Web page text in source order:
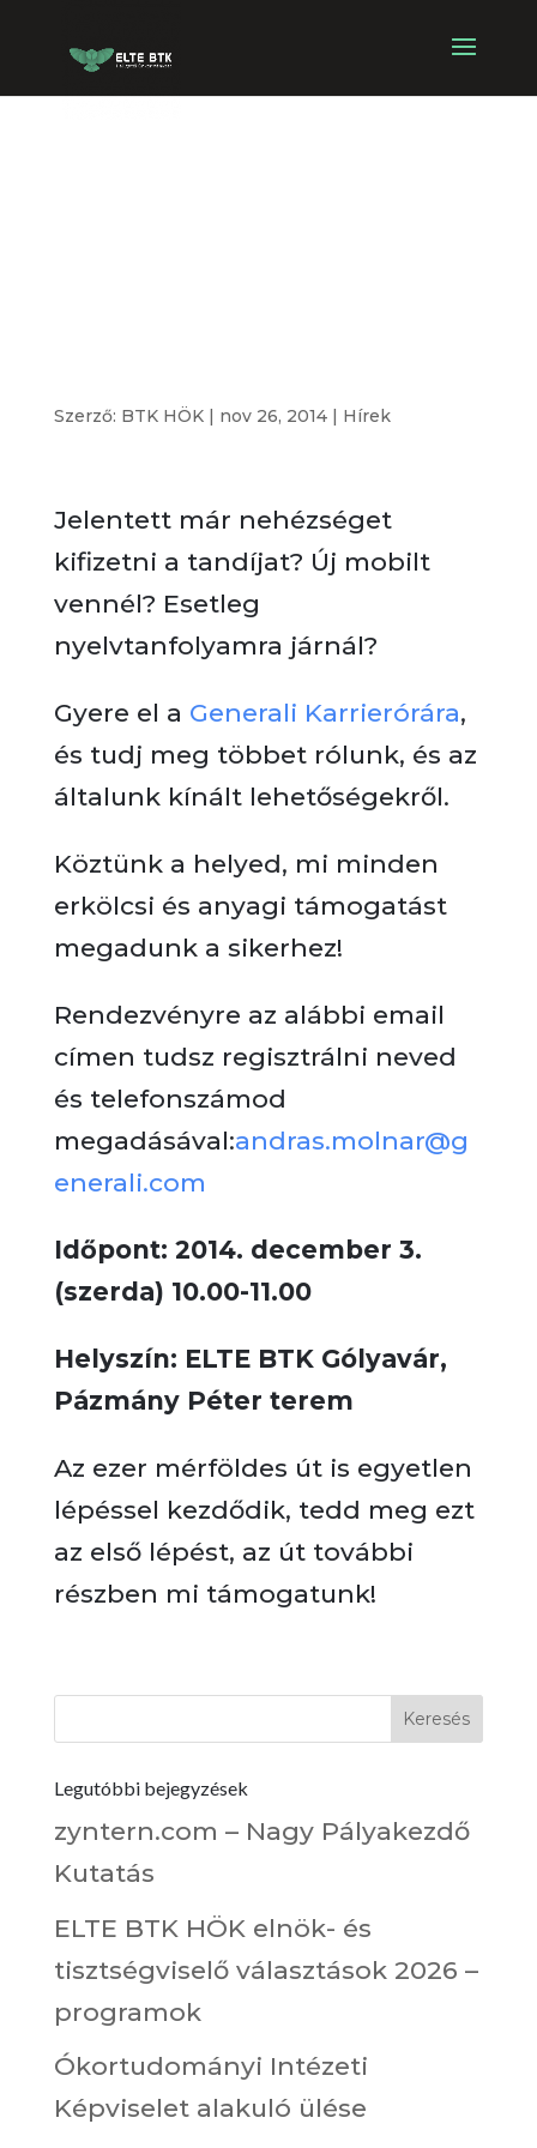
Szerző: BTK HÖK| nov 26, 2014| Hírek
Jelentett már nehézséget
kifizetni a tandíjat? Új mobilt
vennél? Esetleg
nyelvtanfolyamra járnál?
Gyere el a Generali Karrierórára,
és tudj meg többet rólunk, és az
általunk kínált lehetőségekről.
Köztünk a helyed, mi minden
erkölcsi és anyagi támogatást
megadunk a sikerhez!
Rendezvényre az alábbi email
címen tudsz regisztrálni neved
és telefonszámod
megadásával:andras.molnar@g
enerali.com
Időpont: 2014. december 3.
(szerda) 10.00-11.00
Helyszín: ELTE BTK Gólyavár,
Pázmány Péter terem
Az ezer mérföldes út is egyetlen
lépéssel kezdődik, tedd meg ezt
az első lépést, az út további
részben mi támogatunk!
Legutóbbi bejegyzések
zyntern.com – Nagy Pályakezdő
Kutatás
ELTE BTK HÖK elnök- és
tisztségviselő választások 2026 –
programok
Ókortudományi Intézeti
Képviselet alakuló ülése